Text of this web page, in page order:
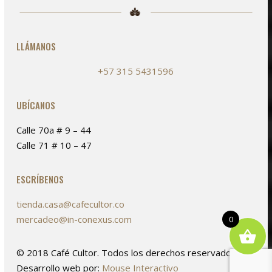
LLÁMANOS
+57 315 5431596
UBÍCANOS
Calle 70a # 9 – 44
Calle 71 # 10 – 47
ESCRÍBENOS
tienda.casa@cafecultor.co
mercadeo@in-conexus.com
© 2018 Café Cultor. Todos los derechos reservados. /
Desarrollo web por: Mouse Interactivo
0